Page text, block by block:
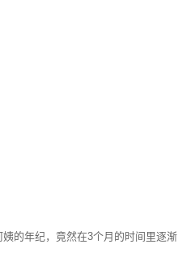
的年纪，竟然在3个月的时间里逐渐